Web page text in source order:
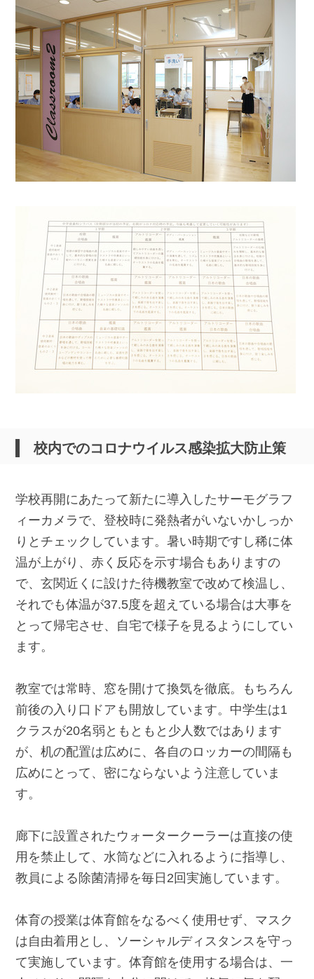
校内でのコロナウイルス感染拡大防止策
学校再開にあたって新たに導入したサーモグラフ
ィーカメラで、登校時に発熱者がいないかしっか
りとチェックしています。暑い時期ですし稀に体
温が上がり、赤く反応を示す場合もありますの
で、玄関近くに設けた待機教室で改めて検温し、
それでも体温が37.5度を超えている場合は大事を
とって帰宅させ、自宅で様子を見るようにしてい
ます。
教室では常時、窓を開けて換気を徹底。もちろん
前後の入り口ドアも開放しています。中学生は1
クラスが20名弱ともともと少人数ではあります
が、机の配置は広めに、各自のロッカーの間隔も
広めにとって、密にならないよう注意していま
す。
廊下に設置されたウォータークーラーは直接の使
用を禁止して、水筒などに入れるように指導し、
教員による除菌清掃を毎日2回実施しています。
体育の授業は体育館をなるべく使用せず、マスク
は自由着用とし、ソーシャルディスタンスを守っ
て実施しています。体育館を使用する場合は、一